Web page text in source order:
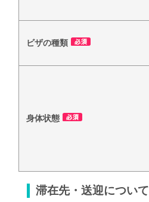
ビザの種類
身体状態
滞在先・送迎について